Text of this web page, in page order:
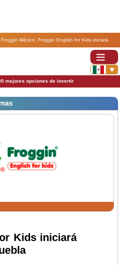
México. Froggin English for Kids iniciará
mejores opciones de invertir
Kids iniciará